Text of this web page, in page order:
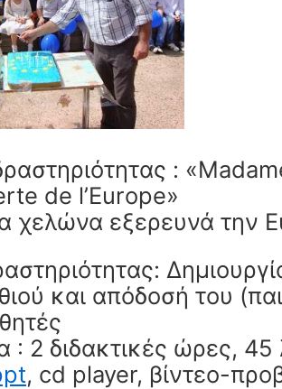
:
de l’Europe»
χελώνα εξερευνά την
και απόδοσή του
: 2 διδακτικές ώρες, 45
, cd player, βίντεο-